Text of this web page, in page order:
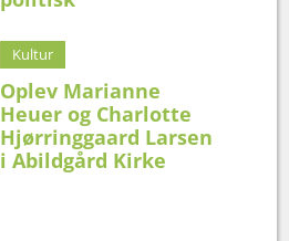
Kultur
Oplev Marianne
Heuer og Charlotte
Hjørringgaard Larsen
i Abildgård Kirke